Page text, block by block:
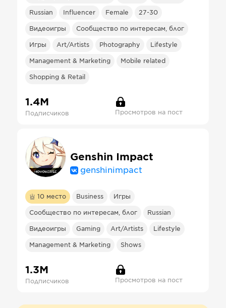
Russian Influencer Female 27-30
Видеоигры Сообщество по интересам, блог
Игры Art/Artists Photography Lifestyle
Management & Marketing Mobile related
Shopping & Retail
1.4М
Подписчиков Просмотров на пост
Genshin Impact
genshinimpact
10 место Business Игры
Сообщество по интересам, блог Russian
Видеоигры Gaming Art/Artists Lifestyle
Management & Marketing Shows
1.3М
Подписчиков Просмотров на пост